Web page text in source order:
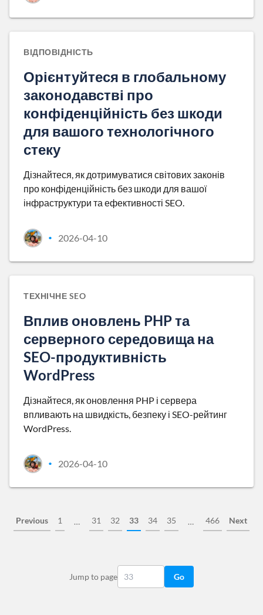
ВІДПОВІДНІСТЬ
Орієнтуйтеся в глобальному
законодавстві про
конфіденційність без шкоди
для вашого технологічного
стеку
Дізнайтеся, як дотримуватися світових законів
про конфіденційність без шкоди для вашої
інфраструктури та ефективності SEO.
• 2026-04-10
ТЕХНІЧНЕ SEO
Вплив оновлень PHP та
серверного середовища на
SEO-продуктивність
WordPress
Дізнайтеся, як оновлення PHP і сервера
впливають на швидкість, безпеку і SEO-рейтинг
WordPress.
• 2026-04-10
Previous 1 … 31 32 33 34 35 … 466 Next
Jump to page Go